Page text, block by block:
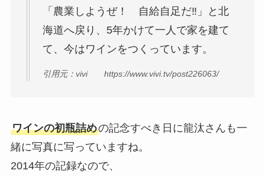
「農業しようぜ！ 自給自足だ‼」と北
海道へ戻り、5年かけて一人で家を建て
て、今はワインをつくっています。
引用元：vivi https://www.vivi.tv/post226063/
ワインの初瓶詰めの記念すべき日に龍汰さんも一
緒に写真に写っていますね。
2014年の記録なので、